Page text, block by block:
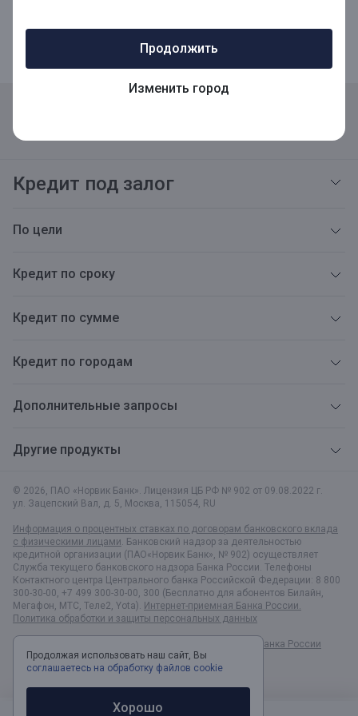
Продолжить
Изменить город
© 2026, ПАО «Норвик Банк». Лицензия ЦБ РФ № 902 от 09.08.2022 г.
ул. Зацепский Вал, д. 5, Москва, 115054, RU
Информация о процентных ставках по договорам банковского вклада
с физическими лицами. Банковский надзор за деятельностью
кредитной организации (ПАО«Норвик Банк», № 902) осуществляет
Служба текущего банковского надзора Банка России. Телефоны
Контактного центра Центрального банка Российской Федерации: 8 800
300-30-00, +7 499 300-30-00, 300 (Бесплатно для абонентов Билайн,
Мегафон, МТС, Теле2, Yota). Интернет-приемная Банка России.
Политика обработки и защиты персональных данных
Раскрытие информации в соответствии c Указанием Банка России
№6496-У
Тарифы
Кредит под залог
По цели
Кредит по сроку
Кредит по сумме
Кредит по городам
Дополнительные запросы
Другие продукты
Продолжая использовать наш сайт, Вы
соглашаетесь на обработку файлов cookie
Хорошо